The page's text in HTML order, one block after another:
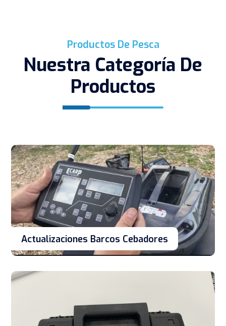
Productos De Pesca
Nuestra Categoría De
Productos
Actualizaciones Barcos Cebadores